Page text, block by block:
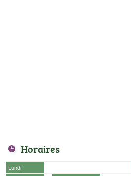
Horaires
Lundi